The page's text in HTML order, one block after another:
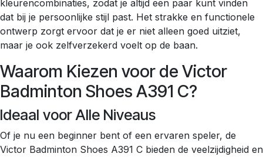
kleurencombinaties, zodat je altijd een paar kunt vinden
dat bij je persoonlijke stijl past. Het strakke en functionele
ontwerp zorgt ervoor dat je er niet alleen goed uitziet,
maar je ook zelfverzekerd voelt op de baan.
Waarom Kiezen voor de Victor
Badminton Shoes A391 C?
Ideaal voor Alle Niveaus
Of je nu een beginner bent of een ervaren speler, de
Victor Badminton Shoes A391 C bieden de veelzijdigheid en